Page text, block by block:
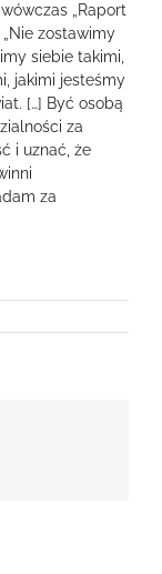
„Raport
zostawimy
siebie takimi,
jakimi jesteśmy
[…] Być osobą
za
i uznać, że
za